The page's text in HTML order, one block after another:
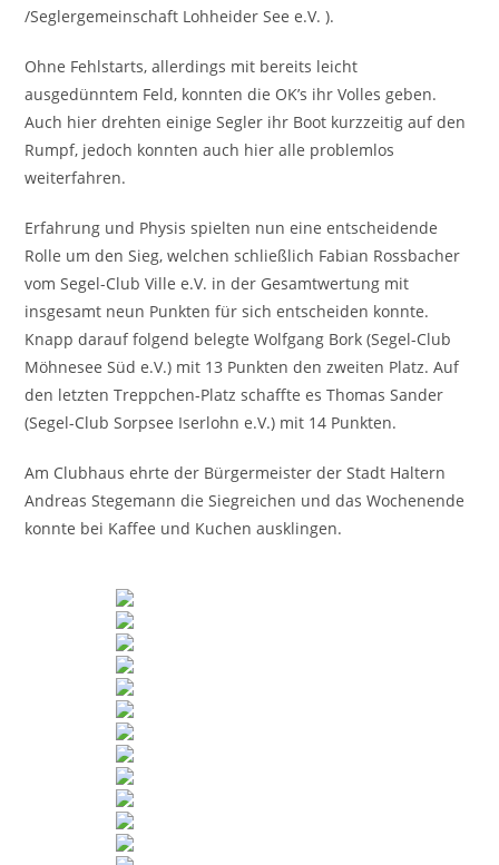
/Seglergemeinschaft Lohheider See e.V. ).
Ohne Fehlstarts, allerdings mit bereits leicht
ausgedünntem Feld, konnten die OK’s ihr Volles geben.
Auch hier drehten einige Segler ihr Boot kurzzeitig auf den
Rumpf, jedoch konnten auch hier alle problemlos
weiterfahren.
Erfahrung und Physis spielten nun eine entscheidende
Rolle um den Sieg, welchen schließlich Fabian Rossbacher
vom Segel-Club Ville e.V. in der Gesamtwertung mit
insgesamt neun Punkten für sich entscheiden konnte.
Knapp darauf folgend belegte Wolfgang Bork (Segel-Club
Möhnesee Süd e.V.) mit 13 Punkten den zweiten Platz. Auf
den letzten Treppchen-Platz schaffte es Thomas Sander
(Segel-Club Sorpsee Iserlohn e.V.) mit 14 Punkten.
Am Clubhaus ehrte der Bürgermeister der Stadt Haltern
Andreas Stegemann die Siegreichen und das Wochenende
konnte bei Kaffee und Kuchen ausklingen.